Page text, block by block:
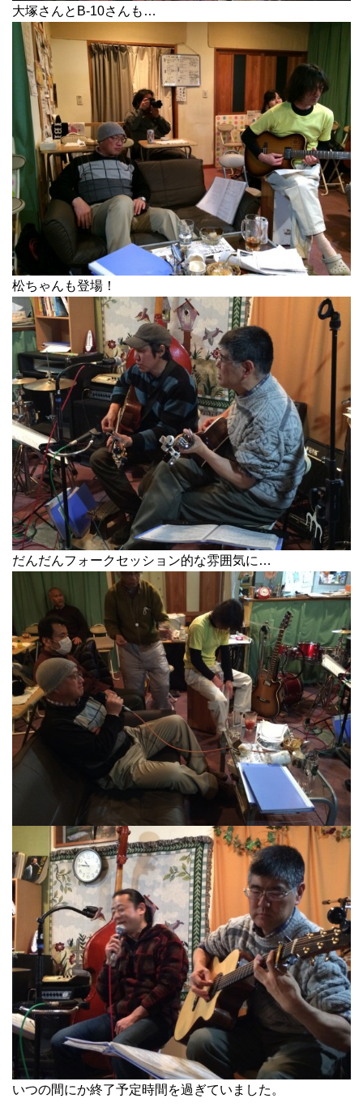
大塚さんとB-10さんも…
松ちゃんも登場！
だんだんフォークセッション的な雰囲気に…
いつの間にか終了予定時間を過ぎていました。